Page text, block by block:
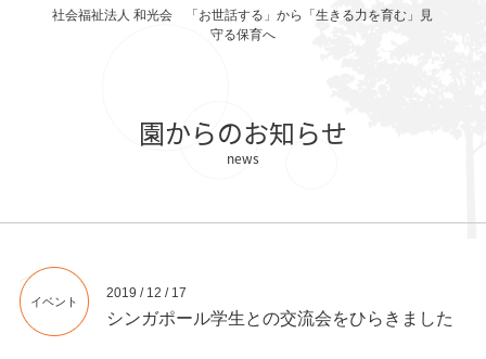
社会福祉法人 和光会 「お世話する」から「生きる力を育む」見
守る保育へ
園からのお知らせ
イベント
2019 / 12 / 17
シンガポール学生との交流会をひらきました